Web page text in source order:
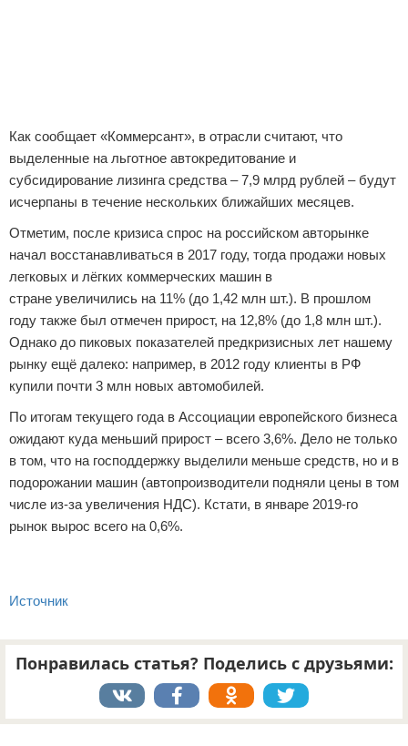
Как сообщает «Коммерсант», в отрасли считают, что
выделенные на льготное автокредитование и
субсидирование лизинга средства – 7,9 млрд рублей – будут
исчерпаны в течение нескольких ближайших месяцев.
Отметим, после кризиса спрос на российском авторынке
начал восстанавливаться в 2017 году, тогда продажи новых
легковых и лёгких коммерческих машин в
стране увеличились на 11% (до 1,42 млн шт.). В прошлом
году также был отмечен прирост, на 12,8% (до 1,8 млн шт.).
Однако до пиковых показателей предкризисных лет нашему
рынку ещё далеко: например, в 2012 году клиенты в РФ
купили почти 3 млн новых автомобилей.
По итогам текущего года в Ассоциации европейского бизнеса
ожидают куда меньший прирост – всего 3,6%. Дело не только
в том, что на господдержку выделили меньше средств, но и в
подорожании машин (автопроизводители подняли цены в том
числе из-за увеличения НДС). Кстати, в январе 2019-го
рынок вырос всего на 0,6%.
Источник
Понравилась статья? Поделись с друзьями: